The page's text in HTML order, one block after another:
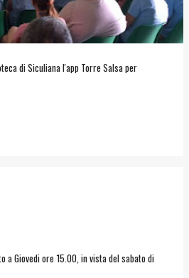
di Siculiana l'app Torre Salsa per
a Giovedi ore 15.00, in vista del sabato di